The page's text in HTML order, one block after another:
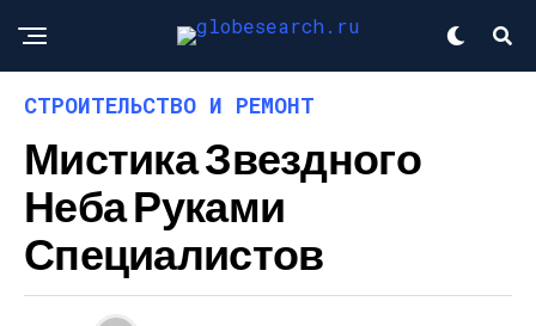
СТРОИТЕЛЬСТВО И РЕМОНТ
Мистика Звездного
Неба Руками
Специалистов